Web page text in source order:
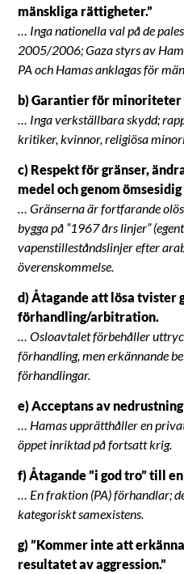
mänskliga rättigheter.”
… Inga nationella val på de
2005/2006; Gaza styrs av
PA och Hamas anklagas för
b) Garantier för minoriteter
… Inga verkställbara skydd;
kritiker, kvinnor, religiösa
c) Respekt för gränser,
medel och genom
… Gränserna är fortfarande
bygga på ”1967 års linjer”
vapenstilleståndslinjer efter
överenskommelse.
d) Åtagande att lösa tvister
förhandling/arbitration.
… Osloavtalet förbehåller
förhandling, men erkännande
förhandlingar.
e) Acceptans av
… Hamas upprätthåller en
öppet inriktad på fortsatt krig.
f) Åtagande ”i god tro” till
… En fraktion (PA) förhandlar;
kategoriskt samexistens.
g) ”Kommer inte att
resultatet av aggression.”